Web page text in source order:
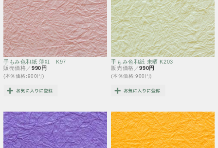
手もみ色和紙 薄紅 K97
販売価格／990円
(本体価格:900円)
手もみ色和紙 未晒 K203
販売価格／990円
(本体価格:900円)